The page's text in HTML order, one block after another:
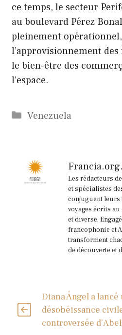
ce temps, le secteur
au boulevard Pérez
pleinement
l’approvisionnement
le bien-être des
l’espace.
Catégories
Venezuela
Les rédacteurs
et spécialistes
conjuguent
voyages écrits
et diverse.
francophonie et
transforment
de découverte et
Diana Ángel a lancé
désobéissance
controversée